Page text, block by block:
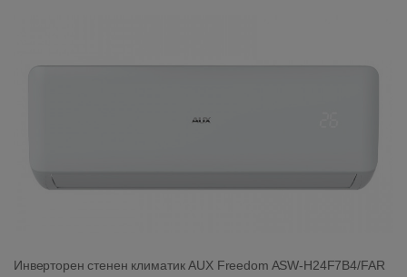
Инверторен стенен климатик AUX Freedom ASW-H24F7B4/FAR